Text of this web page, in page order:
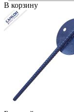
В корзину